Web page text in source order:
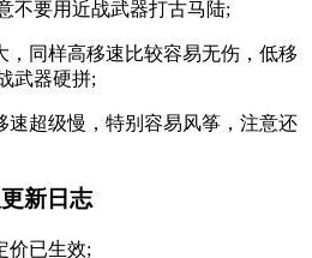
不要用近战武器打古马陆;
，同样高移速比较容易无伤，低移
武器硬拼;
速超级慢，特别容易风筝，注意还
新日志
价已生效;